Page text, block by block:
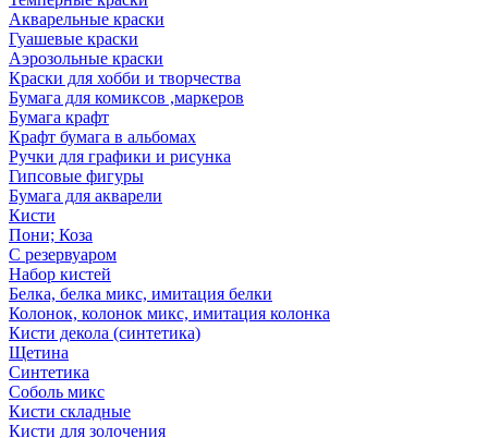
Акварельные краски
Гуашевые краски
Аэрозольные краски
Краски для хобби и творчества
Бумага для комиксов ,маркеров
Бумага крафт
Крафт бумага в альбомах
Ручки для графики и рисунка
Гипсовые фигуры
Бумага для акварели
Кисти
Пони; Коза
С резервуаром
Набор кистей
Белка, белка микс, имитация белки
Колонок, колонок микс, имитация колонка
Кисти декола (синтетика)
Щетина
Синтетика
Соболь микс
Кисти складные
Кисти для золочения